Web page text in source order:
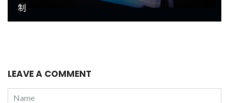
制
LEAVE A COMMENT